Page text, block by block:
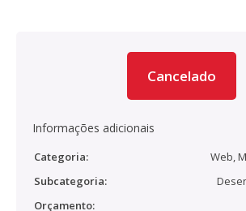
Cancelado
Informações adicionais
Categoria:
Web,
Subcategoria:
Orçamento: